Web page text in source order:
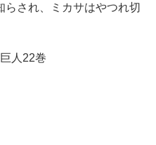
らされ、ミカサはやつれ切
人22巻